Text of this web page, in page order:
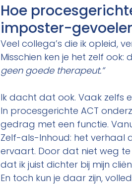
Hoe
imposter-
Veel collega’s die ik opleid,
Misschien ken je het zelf ook:
geen goede therapeut.”
Ik dacht dat ook. Vaak zelfs
In procesgerichte ACT
gedrag met een functie.
Zelf-als-Inhoud: het verhaal
ervaart. Door dat niet weg
dat ik juist dichter bij mijn
En toch kun je daar zijn,